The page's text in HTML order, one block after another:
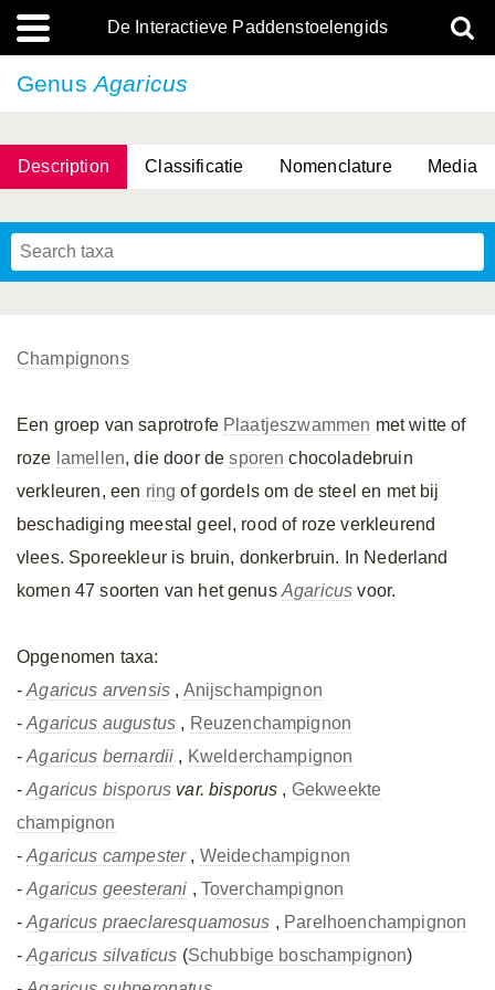
De Interactieve Paddenstoelengids
GenusAgaricus
Description Classificatie Nomenclature Media
Champignons
Een groep van saprotrofe Plaatjeszwammen met witte of
roze lamellen, die door desporen chocoladebruin
verkleuren, een ring of gordels om de steel en met bij
beschadiging meestal geel, rood of roze verkleurend
vlees. Sporeekleur is bruin, donkerbruin. In Nederland
komen 47 soorten van het genus Agaricus voor.
Opgenomen taxa:
-Agaricus arvensis , Anijschampignon
-Agaricus augustus , Reuzenchampignon
-Agaricus bernardii , Kwelderchampignon
-Agaricus bisporus var. bisporus , Gekweekte
champignon
-Agaricus campester, Weidechampignon
-Agaricus geesterani , Toverchampignon
-Agaricus praeclaresquamosus , Parelhoenchampignon
-Agaricus silvaticus (Schubbige boschampignon)